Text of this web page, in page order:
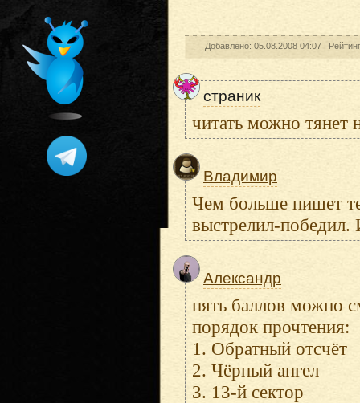
Добавлено: 05.08.2008 04:07 |
страник
читать можно тянет
Владимир
Чем больше пишет
выстрелил-победил.
Александр
пять баллов можно
порядок прочтения:
1. Обратный отсчёт
2. Чёрный ангел
3. 13-й сектор